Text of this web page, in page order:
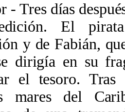
- Tres días
El
y de Fabián,
dirigía en su
el tesoro.
mares del